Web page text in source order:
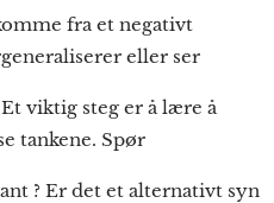
fra et negativt
eller ser
viktig steg er å lære å
tankene. Spør
? Er det et alternativt syn